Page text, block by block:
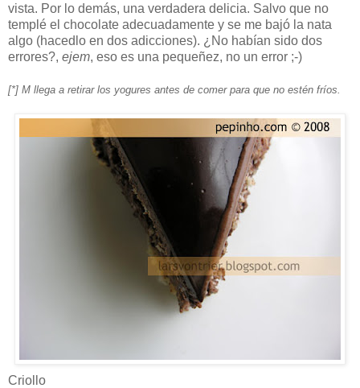
vista. Por lo demás, una verdadera delicia. Salvo que no
templé el chocolate adecuadamente y se me bajó la nata
algo (hacedlo en dos adicciones). ¿No habían sido dos
errores?, ejem, eso es una pequeñez, no un error ;-)
[*] M llega a retirar los yogures antes de comer para que no estén fríos.
Criollo